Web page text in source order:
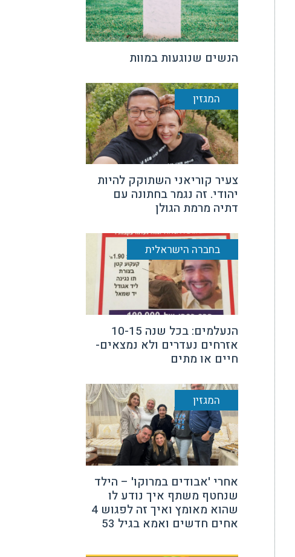
הנשים שנוגעות במוות
המגזין
צעיר קוריאני השתוקק להיות
יהודי. זה נגמר בחתונה עם
דתיה מרמת הגולן
בחברה הישראלית
הנעלמים: בכל שנה 10-15
אזרחים נעדרים ולא נמצאים-
חיים או מתים
המגזין
אחרי 'אבודים במרוקו' – הילד
שנחטף משתף איך נודע לו
שהוא מאומץ ואיך זה לפגוש 4
אחים חדשים ואמא בגיל 53